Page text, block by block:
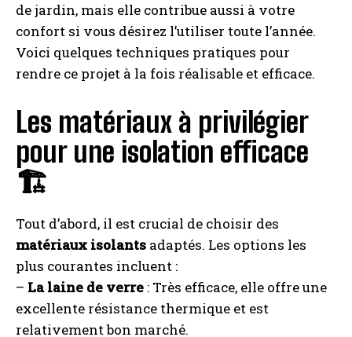
de jardin, mais elle contribue aussi à votre
confort si vous désirez l’utiliser toute l’année.
Voici quelques techniques pratiques pour
rendre ce projet à la fois réalisable et efficace.
Les matériaux à privilégier
pour une isolation efficace
🏗️
Tout d’abord, il est crucial de choisir des
matériaux isolants adaptés. Les options les
plus courantes incluent :
– La laine de verre : Très efficace, elle offre une
excellente résistance thermique et est
relativement bon marché.